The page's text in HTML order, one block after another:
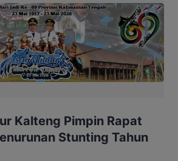
Kalteng Pimpin Rapat
Stunting Tahun